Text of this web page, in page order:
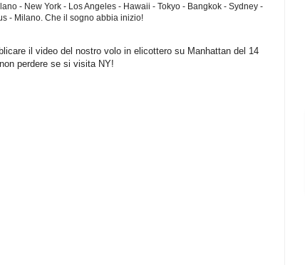
- New York - Los Angeles - Hawaii - Tokyo - Bangkok - Sydney -
- Milano. Che il sogno abbia inizio!
il video del nostro volo in elicottero su Manhattan del 14
perdere se si visita NY!